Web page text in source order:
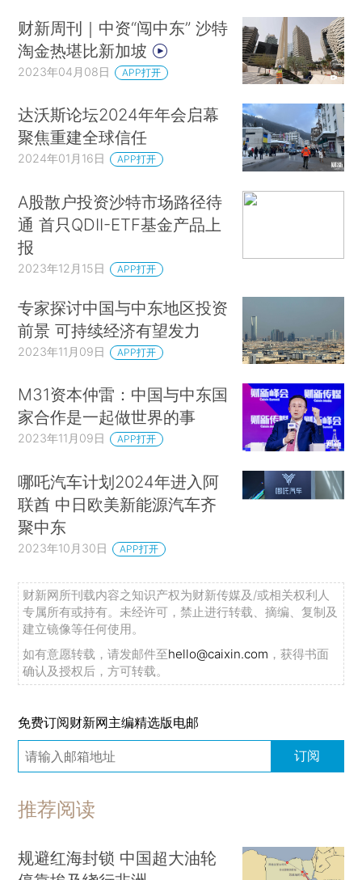
财新周刊｜中资“闯中东” 沙特
淘金热堪比新加坡
2023年04月08日 APP打开
达沃斯论坛2024年年会启幕
聚焦重建全球信任
2024年01月16日 APP打开
A股散户投资沙特市场路径待
通 首只QDII-ETF基金产品上
报
2023年12月15日 APP打开
专家探讨中国与中东地区投资
前景 可持续经济有望发力
2023年11月09日 APP打开
M31资本仲雷：中国与中东国
家合作是一起做世界的事
2023年11月09日 APP打开
哪吒汽车计划2024年进入阿
联酋 中日欧美新能源汽车齐
聚中东
2023年10月30日 APP打开
财新网所刊载内容之知识产权为财新传媒及/或相关权利人
专属所有或持有。未经许可，禁止进行转载、摘编、复制及
建立镜像等任何使用。
如有意愿转载，请发邮件至hello@caixin.com ，获得书面
确认及授权后，方可转载。
免费订阅财新网主编精选版电邮
订阅
推荐阅读
规避红海封锁 中国超大油轮